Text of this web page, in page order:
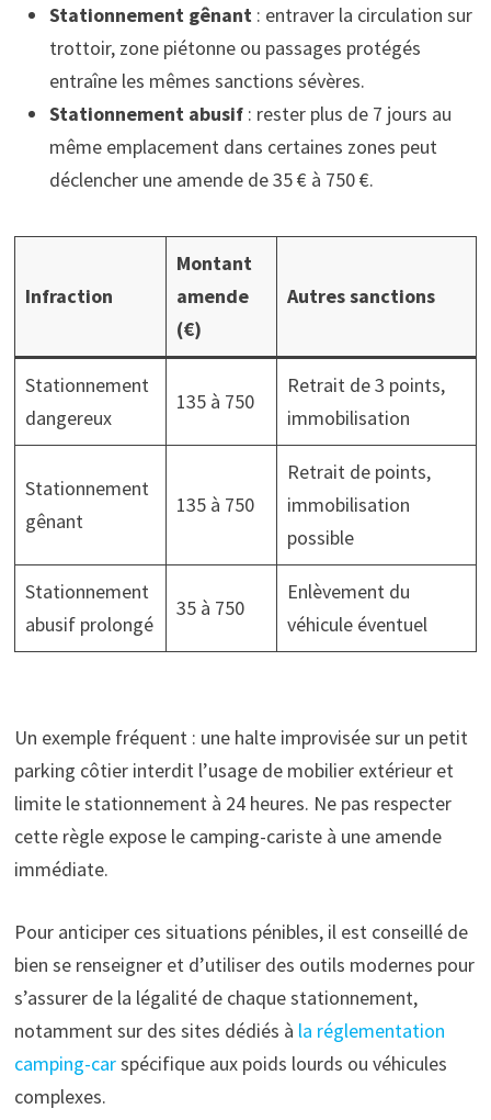
Stationnement gênant : entraver la circulation sur
trottoir, zone piétonne ou passages protégés
entraîne les mêmes sanctions sévères.
Stationnement abusif: rester plus de 7 jours au
même emplacement dans certaines zones peut
déclencher une amende de 35 € à 750 €.
Infraction
Montant
amende
(€)
Autres sanctions
Stationnement
dangereux
135 à 750
Retrait de 3 points,
immobilisation
Stationnement
gênant
135 à 750
Retrait de points,
immobilisation
possible
Stationnement
abusif prolongé
35 à 750
Enlèvement du
véhicule éventuel
Un exemple fréquent : une halte improvisée sur un petit
parking côtier interdit l’usage de mobilier extérieur et
limite le stationnement à 24 heures. Ne pas respecter
cette règle expose le camping-cariste à une amende
immédiate.
Pour anticiper ces situations pénibles, il est conseillé de
bien se renseigner et d’utiliser des outils modernes pour
s’assurer de la légalité de chaque stationnement,
notamment sur des sites dédiés à la réglementation
camping-carspécifique aux poids lourds ou véhicules
complexes.